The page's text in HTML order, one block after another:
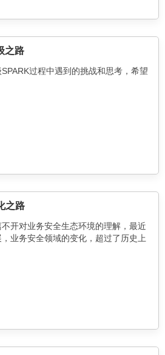
之路
过程中遇到的挑战和思考，希望
之路
开对业务安全生态环境的理解，最近
业务安全领域的变化，超过了历史上